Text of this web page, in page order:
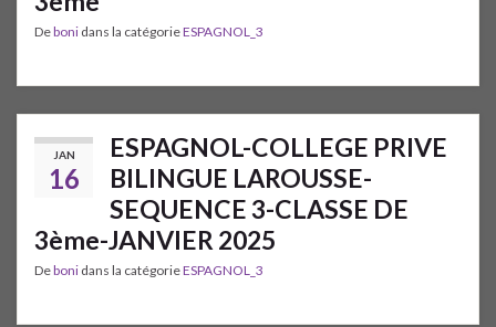
Deboni dans la catégorieESPAGNOL_3
JAN
16
ESPAGNOL-COLLEGE PRIVE
BILINGUE LAROUSSE-
SEQUENCE 3-CLASSE DE
3ème-JANVIER 2025
Deboni dans la catégorieESPAGNOL_3